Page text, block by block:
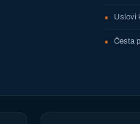
Uslovi
Česta